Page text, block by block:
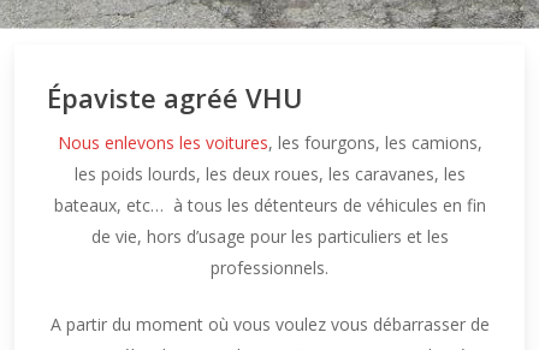
Épaviste agréé VHU
Nous enlevons les voitures, les fourgons, les camions,
les poids lourds, les deux roues, les caravanes, les
bateaux, etc… à tous les détenteurs de véhicules en fin
de vie, hors d’usage pour les particuliers et les
professionnels.
A partir du moment où vous voulez vous débarrasser de